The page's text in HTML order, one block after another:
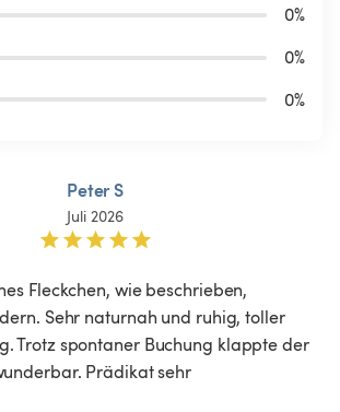
0%
0%
0%
Peter S
Juli 2026
Fleckchen, wie beschrieben,
Sehr naturnah und ruhig, toller
Trotz spontaner Buchung klappte der
Prädikat sehr